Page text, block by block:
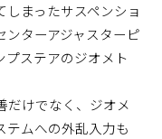
まったサスペンショ
ターアジャスターピ
プステアのジオメト
だけでなく、ジオメ
テムへの外乱入力も